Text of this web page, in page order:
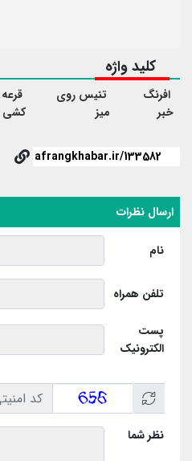
کلید واژه
تنیس روی
کشی
نظرات
تلفن همراه
پست
الکترونیک
نظر شما